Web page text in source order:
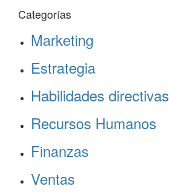
Categorías
Marketing
Estrategia
Habilidades directivas
Recursos Humanos
Finanzas
Ventas